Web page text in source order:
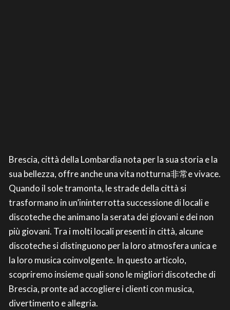
Brescia, città della Lombardia nota per la sua storia e la
sua bellezza, offre anche una vita notturna非常e vivace.
Quando il sole tramonta, le strade della città si
trasformano in un’ininterrotta successione di locali e
discoteche che animano la serata dei giovani e dei non
più giovani. Tra i molti locali presenti in città, alcune
discoteche si distinguono per la loro atmosfera unica e
la loro musica coinvolgente. In questo articolo,
scopriremo insieme quali sono le migliori discoteche di
Brescia, pronte ad accogliere i clienti con musica,
divertimento e allegria.